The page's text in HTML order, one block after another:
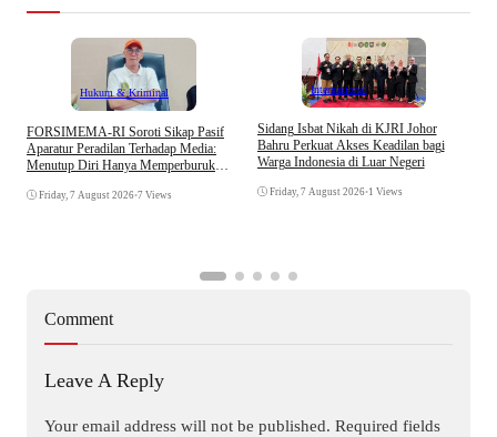
Hukum & Kriminal
​FORSIMEMA-RI Soroti Sikap Pasif
Aparatur Peradilan Terhadap Media:
Menutup Diri Hanya Memperburuk
Friday, 7 August 2026•7 Views
Internasional
Sidang Isbat Nikah di KJRI Johor
Bahru Perkuat Akses Keadilan bagi
Warga Indonesia di Luar Negeri
Friday, 7 August 2026•1 Views
Comment
Leave A Reply
Your email address will not be published. Required fields